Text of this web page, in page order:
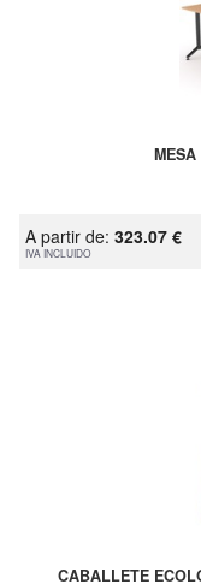
A partir de: 323.07 €
IVA INCLUIDO
CABALLETE